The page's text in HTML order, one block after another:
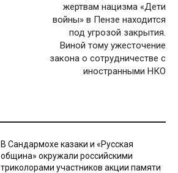
жертвам нацизма «Дети
войны» в Пензе находится
под угрозой закрытия.
Виной тому ужесточение
закона о сотрудничестве с
иностранными НКО
В Сандармохе казаки и «Русская
община» окружали российскими
триколорами участников акции памяти